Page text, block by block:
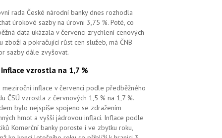
rada České národní banky dnes rozhodla
úrokové sazby na úrovni 3,75 %. Poté, co
data ukázala v červenci zrychlení cenových
zboží a pokračující růst cen služeb, má ČNB
sazby dále zvyšovat.
Inflace vzrostla na 1,7 %
meziroční inflace v červenci podle předběžného
ČSÚ vzrostla z červnových 1,5 % na 1,7 %.
bylo nejspíše spojeno se zdražením
hmot a vyšší jádrovou inflací. Inflace podle
Komerční banky poroste i ve zbytku roku,